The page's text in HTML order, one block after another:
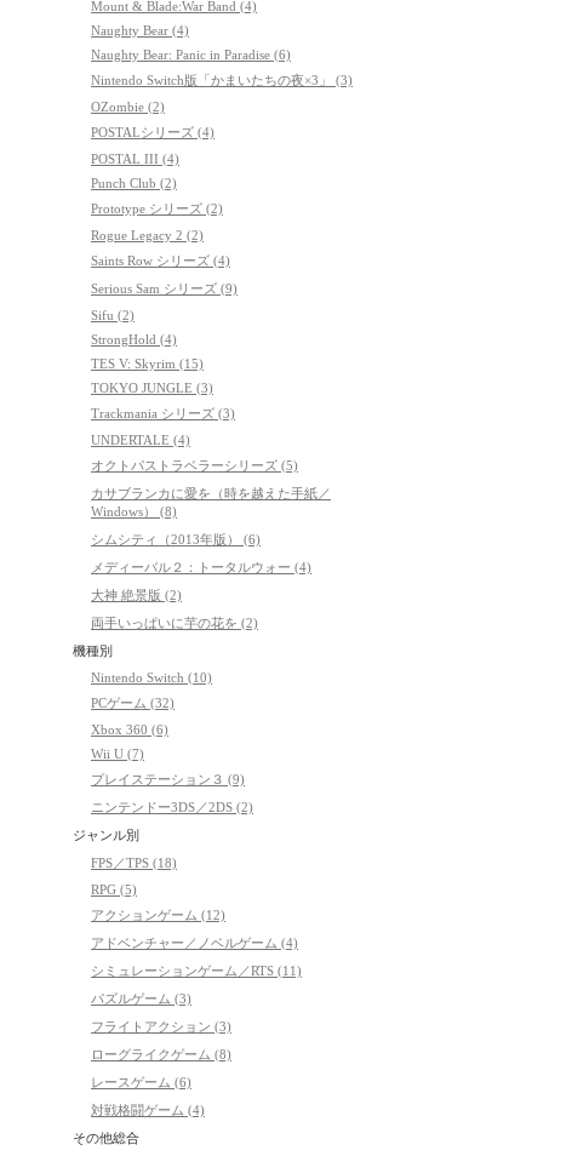
Mount & Blade:War Band (4)
Naughty Bear (4)
Naughty Bear: Panic in Paradise (6)
Nintendo Switch版「かまいたちの夜×3」 (3)
OZombie (2)
POSTALシリーズ (4)
POSTAL III (4)
Punch Club (2)
Prototype シリーズ (2)
Rogue Legacy 2 (2)
Saints Row シリーズ (4)
Serious Sam シリーズ (9)
Sifu (2)
StrongHold (4)
TES V: Skyrim (15)
TOKYO JUNGLE (3)
Trackmania シリーズ (3)
UNDERTALE (4)
オクトパストラベラーシリーズ (5)
カサブランカに愛を（時を越えた手紙／
Windows） (8)
シムシティ（2013年版） (6)
メディーバル２：トータルウォー (4)
大神 絶景版 (2)
両手いっぱいに芋の花を (2)
機種別
Nintendo Switch (10)
PCゲーム (32)
Xbox 360 (6)
Wii U (7)
プレイステーション３ (9)
ニンテンドー3DS／2DS (2)
ジャンル別
FPS／TPS (18)
RPG (5)
アクションゲーム (12)
アドベンチャー／ノベルゲーム (4)
シミュレーションゲーム／RTS (11)
パズルゲーム (3)
フライトアクション (3)
ローグライクゲーム (8)
レースゲーム (6)
対戦格闘ゲーム (4)
その他総合